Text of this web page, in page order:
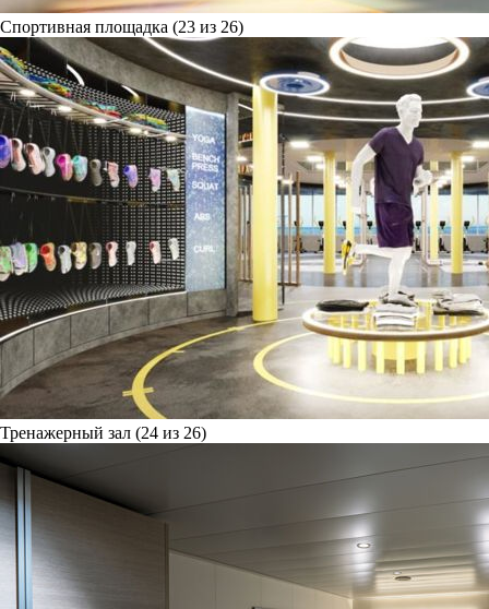
Спортивная площадка (23 из 26)
Тренажерный зал (24 из 26)